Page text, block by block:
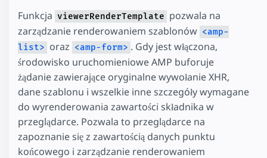
Funkcja viewerRenderTemplate pozwala na
zarządzanie renderowaniem szablonów <amp-
list> oraz <amp-form> . Gdy jest włączona,
środowisko uruchomieniowe AMP buforuje
żądanie zawierające oryginalne wywołanie XHR,
dane szablonu i wszelkie inne szczegóły wymagane
do wyrenderowania zawartości składnika w
przeglądarce. Pozwala to przeglądarce na
zapoznanie się z zawartością danych punktu
końcowego i zarządzanie renderowaniem